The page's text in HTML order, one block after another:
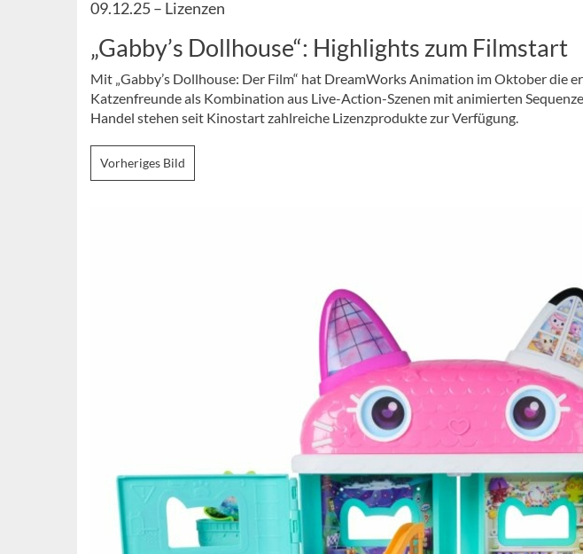
09.12.25 – Lizenzen
„Gabby’s Dollhouse“: Highlights zum Filmstart
Mit „Gabby’s Dollhouse: Der Film“ hat DreamWorks Animation im Oktober die
Katzenfreunde als Kombination aus Live-Action-Szenen mit animierten
Handel stehen seit Kinostart zahlreiche Lizenzprodukte zur Verfügung.
Vorheriges Bild